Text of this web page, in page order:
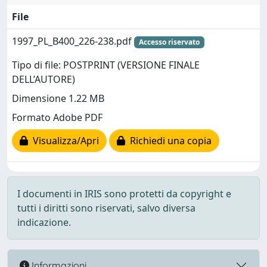
File
1997_PL_B400_226-238.pdf
Accesso riservato
Tipo di file: POSTPRINT (VERSIONE FINALE
DELL’AUTORE)
Dimensione 1.22 MB
Formato Adobe PDF
Visualizza/Apri
Richiedi una copia
I documenti in IRIS sono protetti da copyright e
tutti i diritti sono riservati, salvo diversa
indicazione.